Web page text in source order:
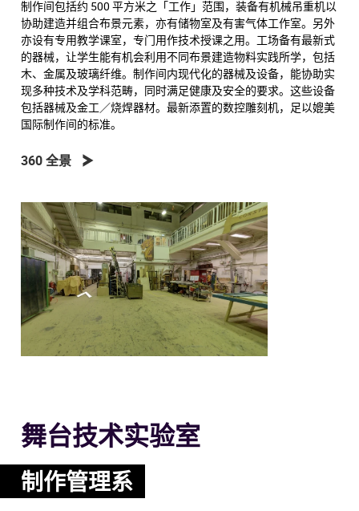
制作间包括约 500 平方米之「工作」范围，装备有机械吊重机以
协助建造并组合布景元素，亦有储物室及有害气体工作室。另外
亦设有专用教学课室，专门用作技术授课之用。工场备有最新式
的器械，让学生能有机会利用不同布景建造物料实践所学，包括
木、金属及玻璃纤维。制作间内现代化的器械及设备，能协助实
现多种技术及学科范畴，同时满足健康及安全的要求。这些设备
包括器械及金工／烧焊器材。最新添置的数控雕刻机，足以媲美
国际制作间的标准。
360 全景
舞台技术实验室
制作管理系